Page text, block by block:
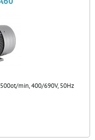
min, 400/690V, 50Hz